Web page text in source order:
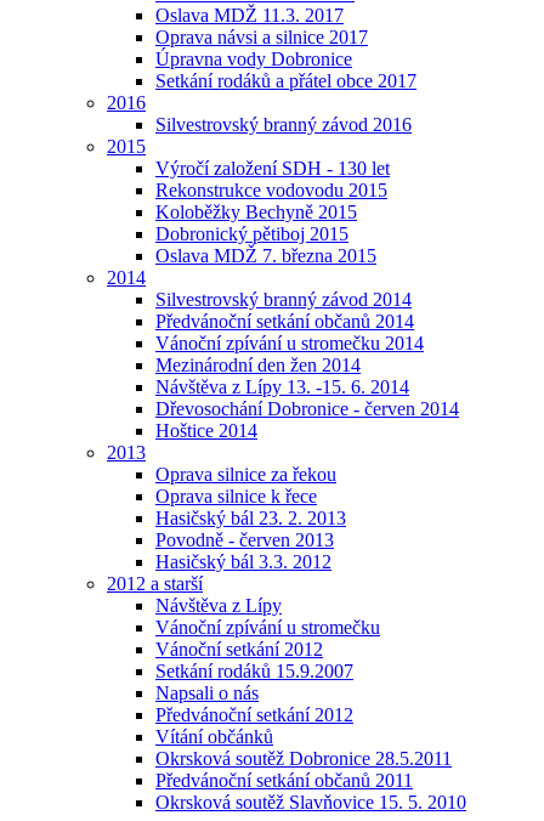
Oslava MDŽ 11.3. 2017
Oprava návsi a silnice 2017
Úpravna vody Dobronice
Setkání rodáků a přátel obce 2017
2016
Silvestrovský branný závod 2016
2015
Výročí založení SDH - 130 let
Rekonstrukce vodovodu 2015
Koloběžky Bechyně 2015
Dobronický pětiboj 2015
Oslava MDŽ 7. března 2015
2014
Silvestrovský branný závod 2014
Předvánoční setkání občanů 2014
Vánoční zpívání u stromečku 2014
Mezinárodní den žen 2014
Návštěva z Lípy 13. -15. 6. 2014
Dřevosochání Dobronice - červen 2014
Hoštice 2014
2013
Oprava silnice za řekou
Oprava silnice k řece
Hasičský bál 23. 2. 2013
Povodně - červen 2013
Hasičský bál 3.3. 2012
2012 a starší
Návštěva z Lípy
Vánoční zpívání u stromečku
Vánoční setkání 2012
Setkání rodáků 15.9.2007
Napsali o nás
Předvánoční setkání 2012
Vítání občánků
Okrsková soutěž Dobronice 28.5.2011
Předvánoční setkání občanů 2011
Okrsková soutěž Slavňovice 15. 5. 2010